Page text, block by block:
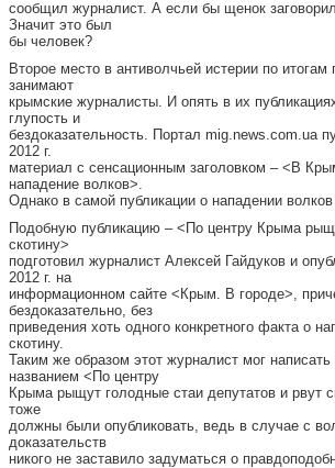
сообщил журналист. А если бы щенок
Значит это был
бы человек?
Второе место в антиволчьей истерии по итогам
занимают
крымские журналисты. И опять в их
глупость и
бездоказательность. Портал mig.news.com.ua
2012 г.
материал с сенсационным заголовком – <В
нападение волков>.
Однако в самой публикации о нападении
Подобную публикацию – <По центру Крыма
скотину>
подготовил журналист Алексей Гайдуков и
2012 г. на
информационном сайте <Крым. В городе>,
бездоказательно, без
приведения хоть одного конкретного факта о
скотину.
Таким же образом этот журналист мог
названием <По центру
Крыма рыщут голодные стаи депутатов и рвут
тоже
должны были опубликовать, ведь в случае с
доказательств
никого не заставило задуматься о